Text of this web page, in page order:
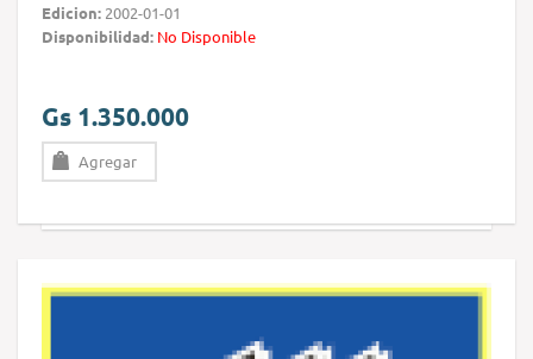
Edicion: 2002-01-01
Disponibilidad: No Disponible
Gs 1.350.000
Agregar